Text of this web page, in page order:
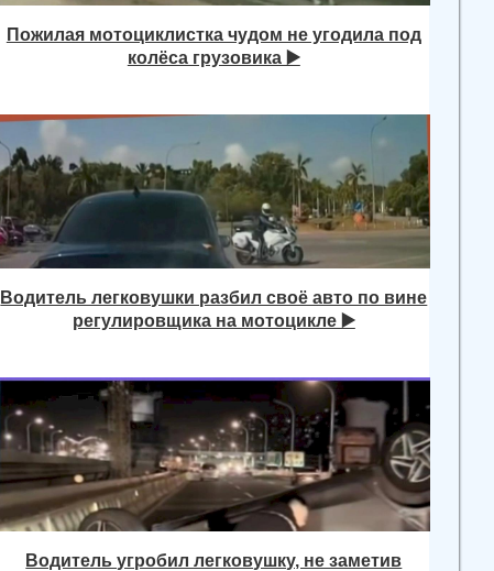
Пожилая мотоциклистка чудом не угодила под
колёса грузовика ▶️
Водитель легковушки разбил своё авто по вине
регулировщика на мотоцикле ▶️
Водитель угробил легковушку, не заметив